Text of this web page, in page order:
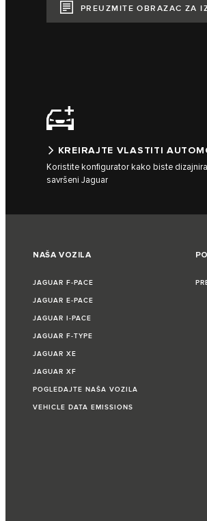
PREUZMITE OBRAZAC ZA
KREIRAJTE VLASTITI
Koristite konfigurator kako biste
savršeni Jaguar
NAŠA VOZILA
JAGUAR F‑PACE
JAGUAR E‑PACE
JAGUAR I‑PACE
JAGUAR F‑TYPE
JAGUAR XE
JAGUAR XF
POGLEDAJTE NAŠA VOZILA
VEHICLE DATA EMISSIONS